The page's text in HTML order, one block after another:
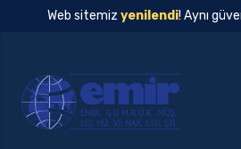
Web sitemiz yenilendi! Aynı